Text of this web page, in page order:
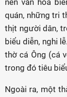
nền văn hóa
quán, những tri
thịt người dân,
biểu diễn, nghi
thờ cá Ông (cá
trong đó tiêu
Ngoài ra, một